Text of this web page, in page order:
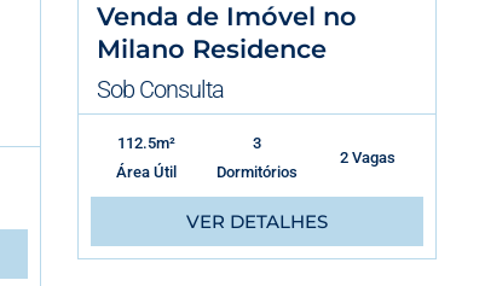
Venda de Imóvel no
Milano Residence
Sob Consulta
112.5m²
Área Útil
3
Dormitórios
2 Vagas
VER DETALHES